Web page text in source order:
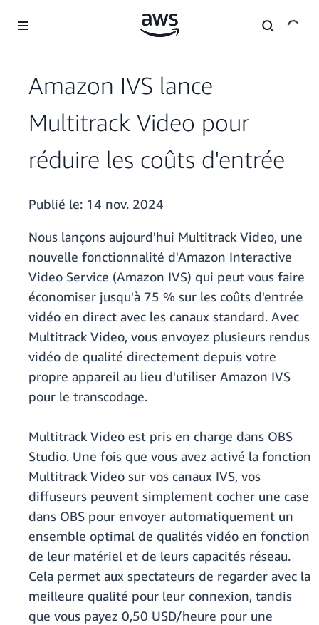
Amazon IVS lance
Multitrack Video pour
réduire les coûts d'entrée
Publié le: 14 nov. 2024
Nous lançons aujourd'hui Multitrack Video, une
nouvelle fonctionnalité d'Amazon Interactive
Video Service (Amazon IVS) qui peut vous faire
économiser jusqu'à 75 % sur les coûts d'entrée
vidéo en direct avec les canaux standard. Avec
Multitrack Video, vous envoyez plusieurs rendus
vidéo de qualité directement depuis votre
propre appareil au lieu d'utiliser Amazon IVS
pour le transcodage.
Multitrack Video est pris en charge dans OBS
Studio. Une fois que vous avez activé la fonction
Multitrack Video sur vos canaux IVS, vos
diffuseurs peuvent simplement cocher une case
dans OBS pour envoyer automatiquement un
ensemble optimal de qualités vidéo en fonction
de leur matériel et de leurs capacités réseau.
Cela permet aux spectateurs de regarder avec la
meilleure qualité pour leur connexion, tandis
que vous payez 0,50 USD/heure pour une